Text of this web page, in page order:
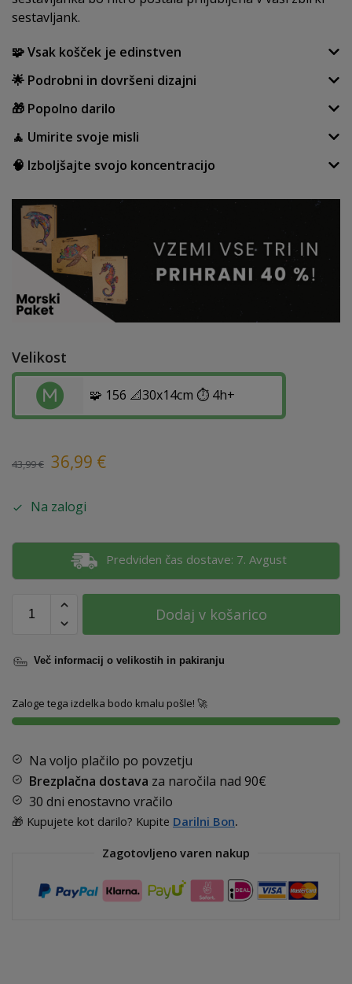
sestavljank.
🧩 Vsak košček je edinstven
🌟 Podrobni in dovršeni dizajni
🎁 Popolno darilo
🧘 Umirite svoje misli
🧠 Izboljšajte svojo koncentracijo
Velikost
🧩 156 📐30x14cm ⏱️ 4h+
43,99€ 36,99 €
Na zalogi
Predviden čas dostave: 7. Avgust
Dodaj v košarico
Več informacij o velikostih in pakiranju
Zaloge tega izdelka bodo kmalu pošle! 🚀
Na voljo plačilo po povzetju
Brezplačna dostava za naročila nad 90€
30 dni enostavno vračilo
🎁 Kupujete kot darilo? Kupite Darilni Bon.
Zagotovljeno varen nakup